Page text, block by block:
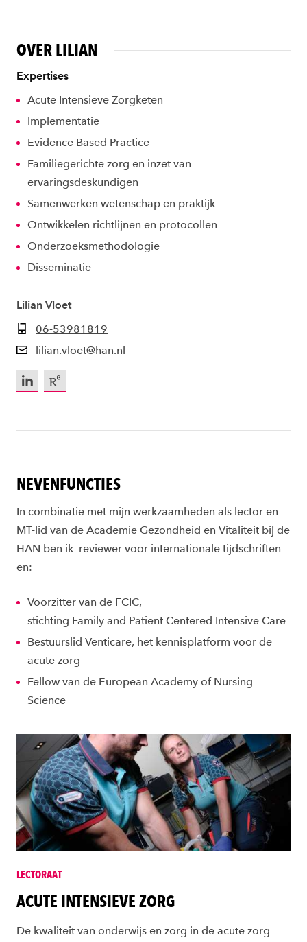
OVER LILIAN
Expertises
Acute Intensieve Zorgketen
Implementatie
Evidence Based Practice
Familiegerichte zorg en inzet van
ervaringsdeskundigen
Samenwerken wetenschap en praktijk
Ontwikkelen richtlijnen en protocollen
Onderzoeksmethodologie
Disseminatie
Lilian Vloet
06-53981819
lilian.vloet@han.nl
LinkedInResearchGate
NEVENFUNCTIES
In combinatie met mijn werkzaamheden als lector en
MT-lid van de Academie Gezondheid en Vitaliteit bij de
HAN ben ik reviewer voor internationale tijdschriften
en:
Voorzitter van de FCIC,
stichting Family and Patient Centered Intensive Care
Bestuurslid Venticare, het kennisplatform voor de
acute zorg
Fellow van de European Academy of Nursing
Science
LECTORAAT
ACUTE INTENSIEVE ZORG
De kwaliteit van onderwijs en zorg in de acute zorg